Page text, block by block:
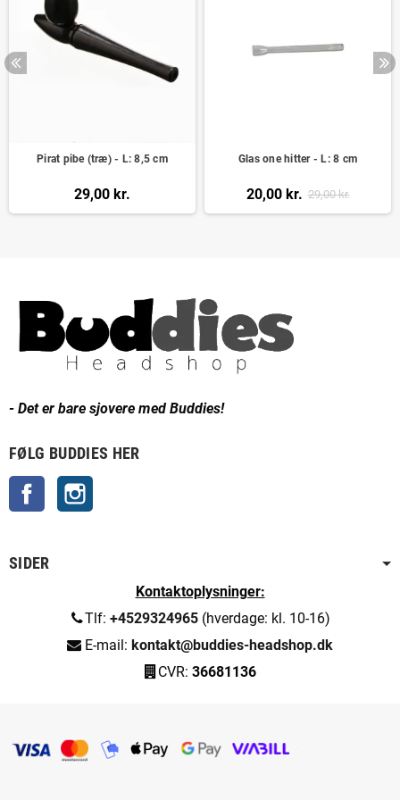
Pirat pibe (træ) - L: 8,5 cm
29,00 kr.
Glas one hitter - L: 8 cm
20,00 kr. 29,00 kr.
- Det er bare sjovere med Buddies!
FØLG BUDDIES HER
Facebook
SIDER
Kontaktoplysninger:
Tlf: +4529324965 (hverdage: kl. 10-16)
E-mail: kontakt@buddies-headshop.dk
CVR: 36681136